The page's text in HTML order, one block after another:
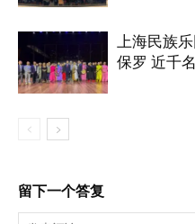
上海民族
保罗 近千
留下一个答复